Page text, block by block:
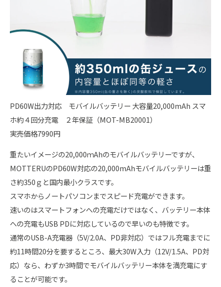
PD60W出力対応 モバイルバッテリー 大容量20,000mAh スマ
ホ約４回分充電 ２年保証（MOT-MB20001）
実売価格7990円
重たいイメージの20,000ｍAhのモバイルバッテリーですが、
MOTTERUのPD60W対応の20,000mAhモバイルバッテリーは重
さ約350ｇと国内最小クラスです。
スマホからノートパソコンまでスピード充電ができます。
速いのはスマートフォンへの充電だけではなく、バッテリー本体
への充電もUSB PDに対応しているので早いのも特徴です。
通常のUSB-A充電器（5V/2.0A、PD非対応）ではフル充電までに
約11時間20分を要するところ、最大30W入力（12V/1.5A、PD対
応）なら、わずか3時間でモバイルバッテリー本体を満充電にす
ることが可能です。